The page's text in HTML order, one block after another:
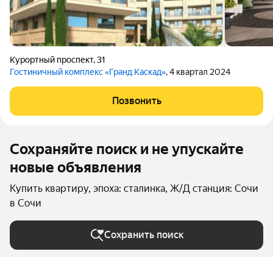
Курортный проспект,31
Гостиничный комплекс «Гранд Каскад», 4 квартал 2024
Позвонить
Сохраняйте поиск и не упускайте
новые объявления
Купить квартиру, эпоха: сталинка, Ж/Д станция: Сочи
в Сочи
Сохранить поиск